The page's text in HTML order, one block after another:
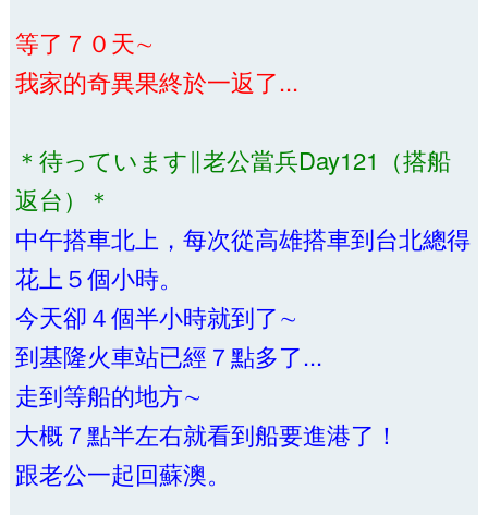
等了７０天∼
我家的奇異果終於一返了...
＊待っています∥老公當兵Day121（搭船
返台）＊
中午搭車北上，每次從高雄搭車到台北總得
花上５個小時。
今天卻４個半小時就到了∼
到基隆火車站已經７點多了...
走到等船的地方∼
大概７點半左右就看到船要進港了！
跟老公一起回蘇澳。